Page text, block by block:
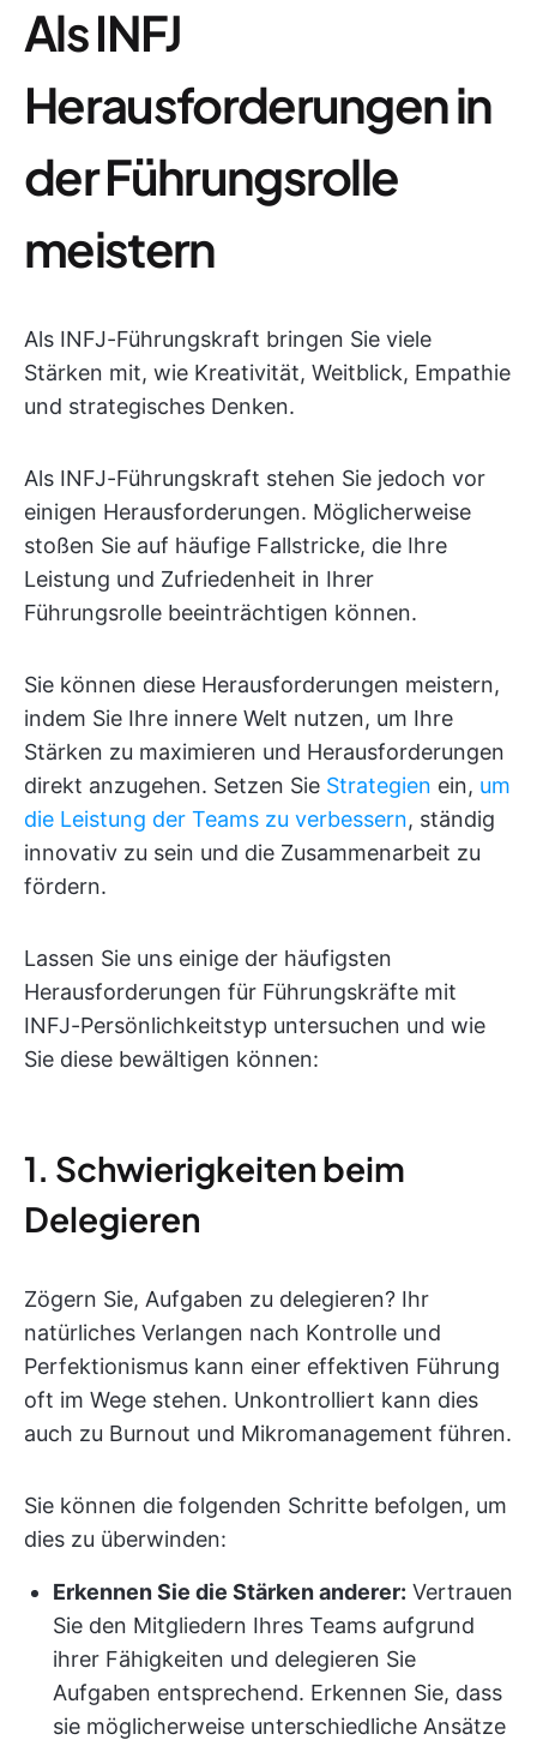
Als INFJ
Herausforderungen in
der Führungsrolle
meistern
Als INFJ-Führungskraft bringen Sie viele
Stärken mit, wie Kreativität, Weitblick, Empathie
und strategisches Denken.
Als INFJ-Führungskraft stehen Sie jedoch vor
einigen Herausforderungen. Möglicherweise
stoßen Sie auf häufige Fallstricke, die Ihre
Leistung und Zufriedenheit in Ihrer
Führungsrolle beeinträchtigen können.
Sie können diese Herausforderungen meistern,
indem Sie Ihre innere Welt nutzen, um Ihre
Stärken zu maximieren und Herausforderungen
direkt anzugehen. Setzen Sie Strategien ein, um
die Leistung der Teams zu verbessern, ständig
innovativ zu sein und die Zusammenarbeit zu
fördern.
Lassen Sie uns einige der häufigsten
Herausforderungen für Führungskräfte mit
INFJ-Persönlichkeitstyp untersuchen und wie
Sie diese bewältigen können:
1. Schwierigkeiten beim
Delegieren
Zögern Sie, Aufgaben zu delegieren? Ihr
natürliches Verlangen nach Kontrolle und
Perfektionismus kann einer effektiven Führung
oft im Wege stehen. Unkontrolliert kann dies
auch zu Burnout und Mikromanagement führen.
Sie können die folgenden Schritte befolgen, um
dies zu überwinden:
Erkennen Sie die Stärken anderer: Vertrauen
Sie den Mitgliedern Ihres Teams aufgrund
ihrer Fähigkeiten und delegieren Sie
Aufgaben entsprechend. Erkennen Sie, dass
sie möglicherweise unterschiedliche Ansätze